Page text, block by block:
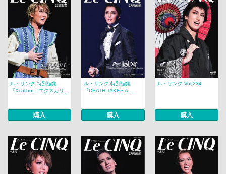
ル・サンク 特別編集
『Xcalibur エクスカリ...
購入
ル・サンク 特別編集
『DEATH TAKES A ...
購入
ル・サンク Vol.234
購入